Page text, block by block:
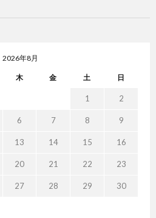
2026年8月
木 金 土 日
1 2
6 7 8 9
13 14 15 16
20 21 22 23
27 28 29 30